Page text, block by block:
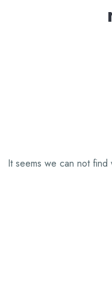
It seems we can not